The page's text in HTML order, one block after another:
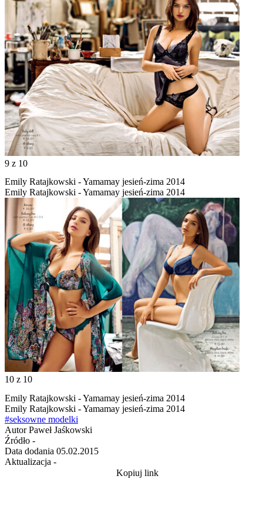
9 z 10
Emily Ratajkowski - Yamamay jesień-zima 2014
Emily Ratajkowski - Yamamay jesień-zima 2014
10 z 10
Emily Ratajkowski - Yamamay jesień-zima 2014
Emily Ratajkowski - Yamamay jesień-zima 2014
#seksowne modelki
Autor Paweł Jaśkowski
Źródło -
Data dodania 05.02.2015
Aktualizacja -
Kopiuj link